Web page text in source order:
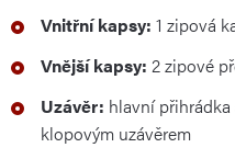
Vnitřní kapsy: 1 zipová
Vnější kapsy: 2 zipové
Uzávěr: hlavní
klopovým uzávěrem